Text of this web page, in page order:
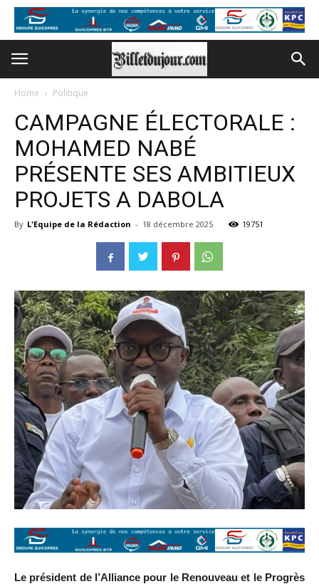
Home Politique
CAMPAGNE ÉLECTORALE :
MOHAMED NABÉ
PRÉSENTE SES AMBITIEUX
PROJETS A DABOLA
By L'Equipe de la Rédaction - 18 décembre 2025 19751
Le président de l’Alliance pour le Renouveau et le Progrès